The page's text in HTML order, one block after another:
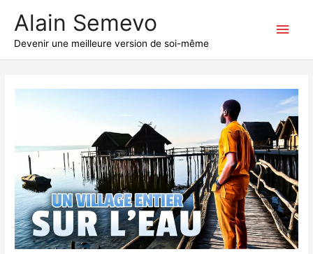
contenu
Alain Semevo
Devenir une meilleure version de soi-même